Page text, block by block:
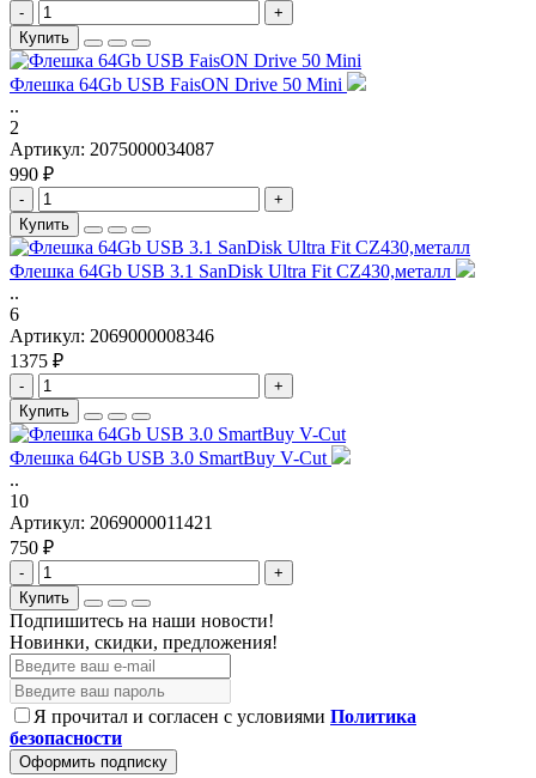
-
+
Купить
Флешка 64Gb USB FaisON Drive 50 Mini
..
2
Артикул: 2075000034087
990 ₽
-
+
Купить
Флешка 64Gb USB 3.1 SanDisk Ultra Fit CZ430,металл
..
6
Артикул: 2069000008346
1375 ₽
-
+
Купить
Флешка 64Gb USB 3.0 SmartBuy V-Cut
..
10
Артикул: 2069000011421
750 ₽
-
+
Купить
Подпишитесь на наши новости!
Новинки, скидки, предложения!
Я прочитал и согласен с условиями Политика
безопасности
Оформить подписку